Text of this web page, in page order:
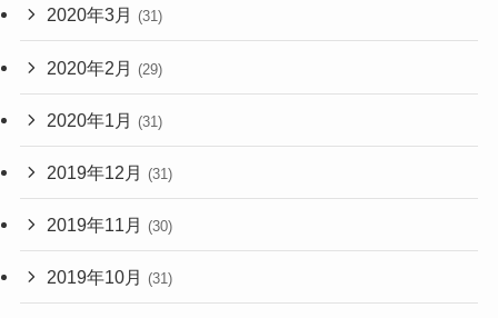
2020年3月 (31)
2020年2月 (29)
2020年1月 (31)
2019年12月 (31)
2019年11月 (30)
2019年10月 (31)